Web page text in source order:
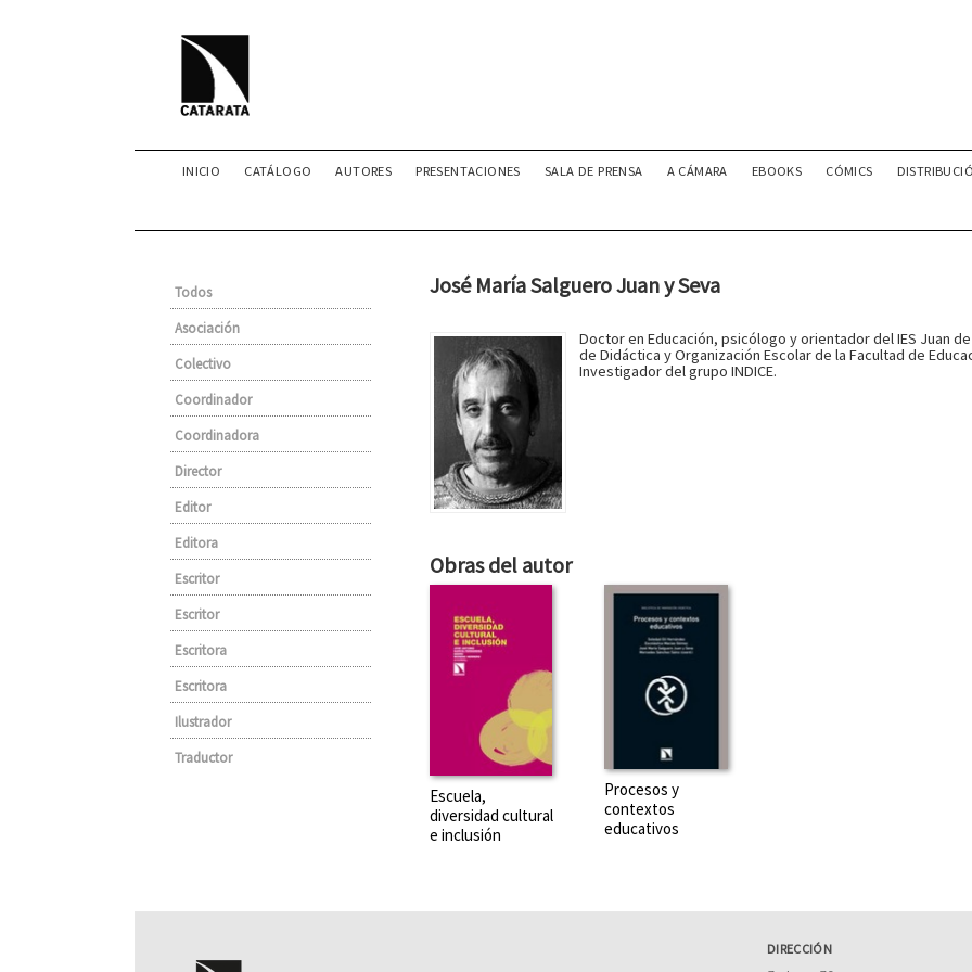
INICIO CATÁLOGO AUTORES PRESENTACIONES SALA DE PRENSA A CÁMARA EBOOKS CÓMICS
Todos
Asociación
Colectivo
Coordinador
Coordinadora
Director
Editor
Editora
Escritor
Escritor
Escritora
Escritora
Ilustrador
Traductor
José María Salguero Juan y Seva
Doctor en Educación, psicólogo y orientador del IES Juan
de Didáctica y Organización Escolar de la Facultad de
Investigador del grupo INDICE.
Obras del autor
Escuela,
diversidad cultural
e inclusión
Procesos y
contextos
educativos
DIRECCIÓN